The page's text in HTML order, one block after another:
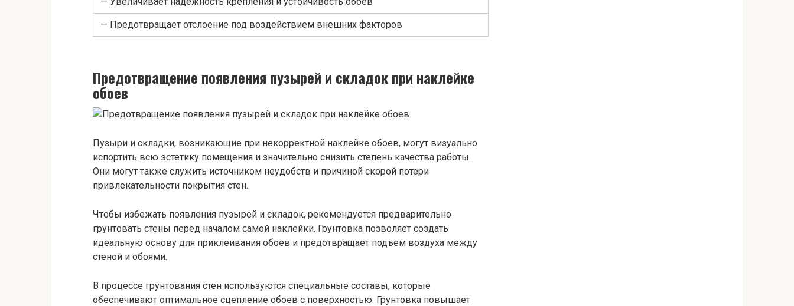
— Предотвращает отслоение под воздействием внешних факторов
Предотвращение появления пузырей и складок при наклейке
обоев
Пузыри и складки, возникающие при некорректной наклейке обоев, могут визуально
испортить всю эстетику помещения и значительно снизить степень качества работы.
Они могут также служить источником неудобств и причиной скорой потери
привлекательности покрытия стен.
Чтобы избежать появления пузырей и складок, рекомендуется предварительно
грунтовать стены перед началом самой наклейки. Грунтовка позволяет создать
идеальную основу для приклеивания обоев и предотвращает подъем воздуха между
стеной и обоями.
В процессе грунтования стен используются специальные составы, которые
обеспечивают оптимальное сцепление обоев с поверхностью. Грунтовка повышает